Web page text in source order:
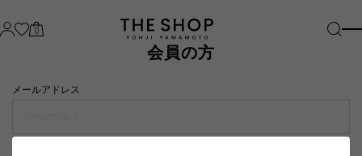
0
会員の方
メールアドレス